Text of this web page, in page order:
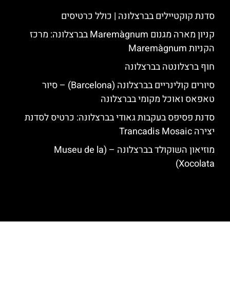
סדנת קוקטיילים בברצלונה | כולל כרטיסים
קניון מארה מגנום Maremàgnum בברצלונה: מרכז
הקניות Maremàgnum
חוף ברצלונטה בברצלונה
סיורים קולינריים בברצלונה (Barcelona) – סיור
טאפאס ואוכל מקומי בברצלונה
סדנת פסיפס בעקבות גאודי בברצלונה: כרטיס לסדנת
יצירה Trancadis Mosaic
מוזיאון השוקולד בברצלונה – (Museu de la
Xocolata)